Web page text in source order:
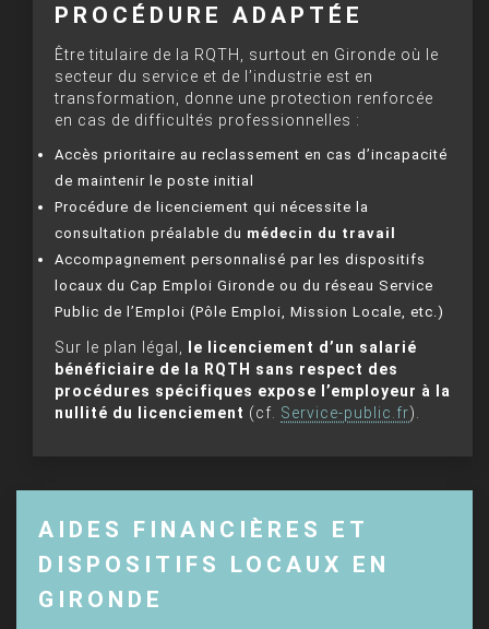
PROCÉDURE ADAPTÉE
Être titulaire de la RQTH, surtout en Gironde où le
secteur du service et de l’industrie est en
transformation, donne une protection renforcée
en cas de difficultés professionnelles :
Accès prioritaire au reclassement en cas d’incapacité
de maintenir le poste initial
Procédure de licenciement qui nécessite la
consultation préalable du médecin du travail
Accompagnement personnalisé par les dispositifs
locaux du Cap Emploi Gironde ou du réseau Service
Public de l’Emploi (Pôle Emploi, Mission Locale, etc.)
Sur le plan légal,
le licenciement d’un salarié
bénéficiaire de la RQTH sans respect des
procédures spécifiques expose l’employeur à la
nullité du licenciement (cf. Service-public.fr).
AIDES FINANCIÈRES ET
DISPOSITIFS LOCAUX EN
GIRONDE